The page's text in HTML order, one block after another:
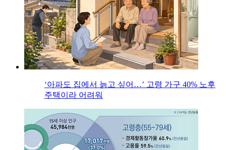
‘아파도 집에서 늙고 싶어…’ 고령 가구 40% 노후
주택이라 어려워